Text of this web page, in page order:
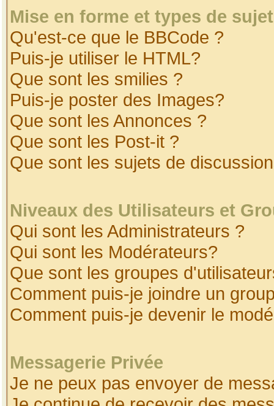
Mise en forme et types de
Qu'est-ce que le BBCode ?
Puis-je utiliser le HTML?
Que sont les smilies ?
Puis-je poster des Images?
Que sont les Annonces ?
Que sont les Post-it ?
Que sont les sujets de
Niveaux des Utilisateurs et
Qui sont les Administrateurs ?
Qui sont les Modérateurs?
Que sont les groupes
Comment puis-je joindre un
Comment puis-je devenir le
Messagerie Privée
Je ne peux pas envoyer de